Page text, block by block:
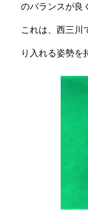
のバランスが良
これは、西三川
り入れる姿勢を